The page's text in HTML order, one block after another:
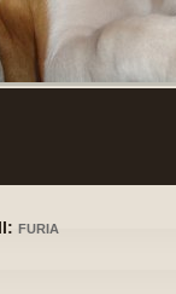
FURIA